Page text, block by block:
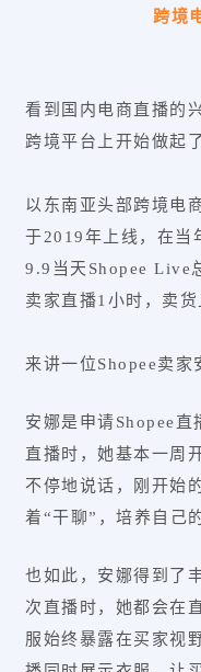
跨境
看到国内电商直播的
跨境平台上开始做起
以东南亚头部跨境电
于2019年上线，在当
9.9当天Shopee Live
卖家直播1小时，卖货
来讲一位Shopee卖家
安娜是申请Shopee
直播时， 她基本一周
不停地说话，
刚开始
着“干聊”， 培养自己
也如此，安娜得到了
次直播时，她都会在
服始终暴露在买家视